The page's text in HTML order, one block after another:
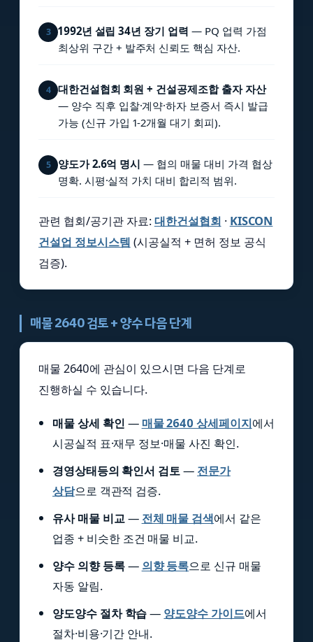
3 1992년 설립 34년 장기 업력 — PQ 업력 가점
최상위 구간 + 발주처 신뢰도 핵심 자산.
4
대한건설협회 회원 + 건설공제조합 출자 자산
— 양수 직후 입찰·계약·하자 보증서 즉시 발급
가능 (신규 가입 1-2개월 대기 회피).
5 양도가 2.6억 명시 — 협의 매물 대비 가격 협상
명확. 시평·실적 가치 대비 합리적 범위.
관련 협회/공기관 자료:대한건설협회 · KISCON
건설업 정보시스템 (시공실적 + 면허 정보 공식
검증).
매물 2640 검토 + 양수 다음 단계
매물 2640에 관심이 있으시면 다음 단계로
진행하실 수 있습니다.
매물 상세 확인 — 매물 2640 상세페이지에서
시공실적 표·재무 정보·매물 사진 확인.
경영상태등의 확인서 검토— 전문가
상담으로 객관적 검증.
유사 매물 비교— 전체 매물 검색에서 같은
업종 + 비슷한 조건 매물 비교.
양수 의향 등록— 의향 등록으로 신규 매물
자동 알림.
양도양수 절차 학습— 양도양수 가이드에서
절차·비용·기간 안내.